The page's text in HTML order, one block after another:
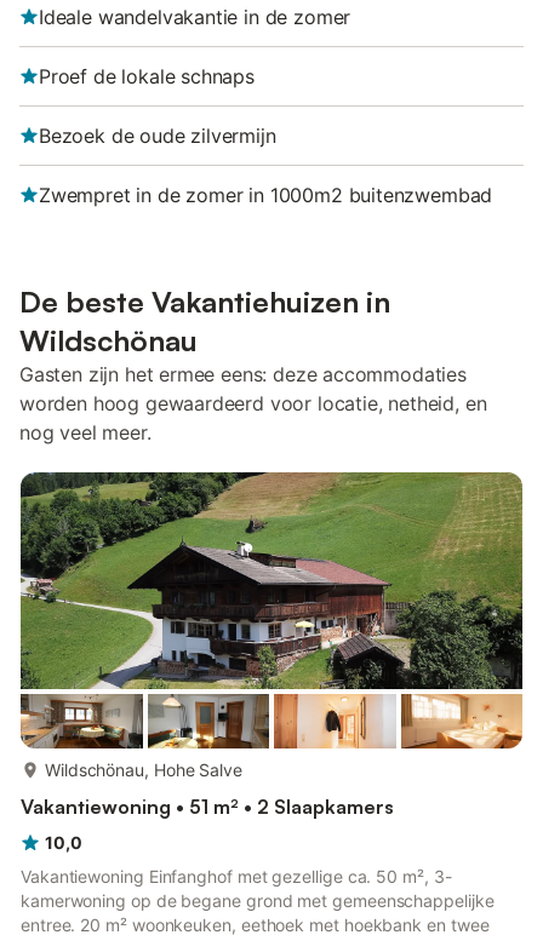
Ideale wandelvakantie in de zomer
Proef de lokale schnaps
Bezoek de oude zilvermijn
Zwempret in de zomer in 1000m2 buitenzwembad
De beste Vakantiehuizen in
Wildschönau
Gasten zijn het ermee eens: deze accommodaties
worden hoog gewaardeerd voor locatie, netheid, en
nog veel meer.
Wildschönau, Hohe Salve
Vakantiewoning • 51 m² • 2 Slaapkamers
10,0
Vakantiewoning Einfanghof met gezellige ca. 50 m², 3-
kamerwoning op de begane grond met gemeenschappelijke
entree. 20 m² woonkeuken, eethoek met hoekbank en twee